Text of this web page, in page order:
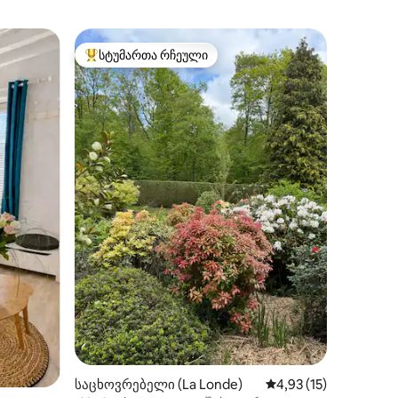
სტუმართა რჩეული მოწინავე ვარიანტი
სტუმართა რჩეული
საცხოვრებელი (La Londe) საშუალო შეფასებაა
4,93 (15)